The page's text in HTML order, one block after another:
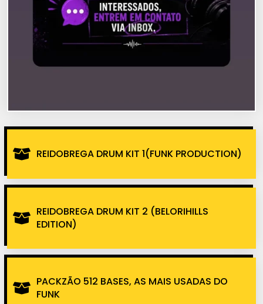
REIDOBREGA DRUM KIT 1(FUNK PRODUCTION)
REIDOBREGA DRUM KIT 2 (BELORIHILLS
EDITION)
PACKZÃO 512 BASES, AS MAIS USADAS DO
FUNK